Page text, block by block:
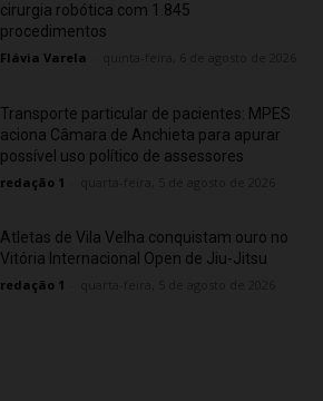
cirurgia robótica com 1.845
procedimentos
Flávia Varela
Transporte particular de pacientes: MPES
aciona Câmara de Anchieta para apurar
possível uso político de assessores
redação 1
Atletas de Vila Velha conquistam ouro no
Vitória Internacional Open de Jiu-Jitsu
redação 1